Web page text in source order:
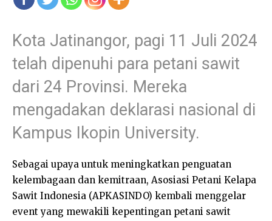
Kota Jatinangor, pagi 11 Juli 2024
telah dipenuhi para petani sawit
dari 24 Provinsi. Mereka
mengadakan deklarasi nasional di
Kampus Ikopin University.
Sebagai upaya untuk meningkatkan penguatan
kelembagaan dan kemitraan, Asosiasi Petani Kelapa
Sawit Indonesia (APKASINDO) kembali menggelar
event yang mewakili kepentingan petani sawit